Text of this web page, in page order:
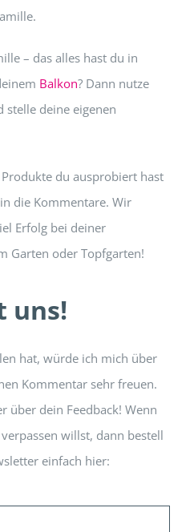
– das alles hast du in
Balkon? Dann nutze
stelle deine eigenen
du ausprobiert hast
die Kommentare. Wir
Erfolg bei deiner
Garten oder Topfgarten!
uns!
hat, würde ich mich über
Kommentar sehr freuen.
über dein Feedback! Wenn
willst, dann bestell
einfach hier: